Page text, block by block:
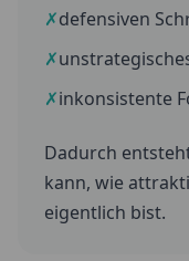
✗defensiven
✗
✗inkonsistente
Dadurch
kann, wie
eigentlich bist.